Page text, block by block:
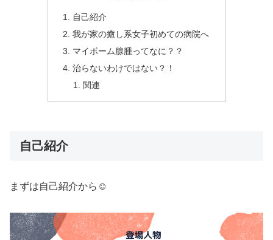
自己紹介
我が家の癒し系女子初めての病院へ
マイボーム腺腫ってなに？？
治らないわけではない？！
関連
自己紹介
まずは自己紹介から☺︎